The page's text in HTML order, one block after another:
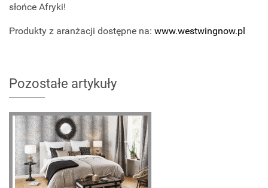
słońce Afryki!
Produkty z aranżacji dostępne na: www.westwingnow.pl
Pozostałe artykuły